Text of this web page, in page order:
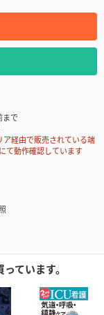
まで
経由で販売されている端
て動作確認しています
ています。